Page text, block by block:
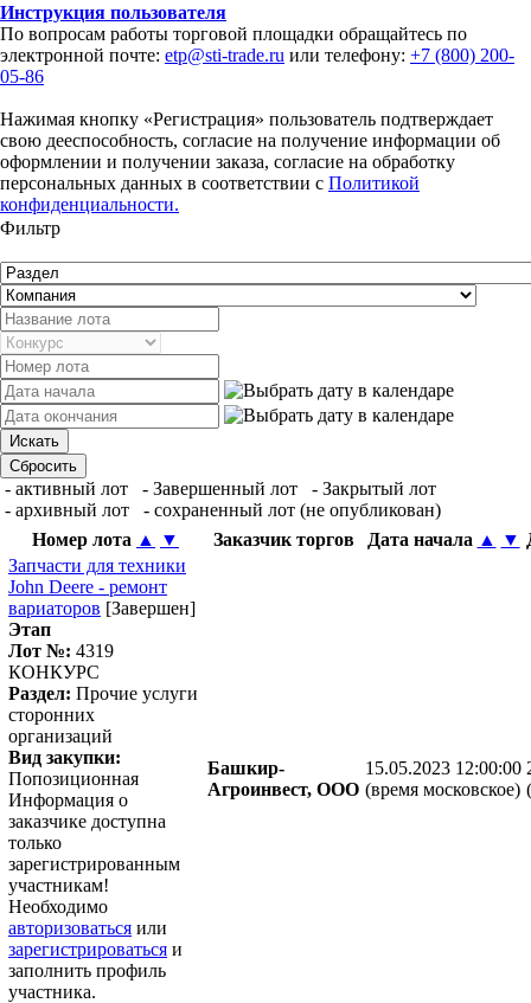
Инструкция пользователя
По вопросам работы торговой площадки обращайтесь по
электронной почте: etp@sti-trade.ru или телефону: +7 (800) 200-
05-86
Нажимая кнопку «Регистрация» пользователь подтверждает
свою дееспособность, согласие на получение информации об
оформлении и получении заказа, согласие на обработку
персональных данных в соответствии с Политикой
конфиденциальности.
Фильтр
- активный лот - Завершенный лот
- Закрытый лот
- архивный лот
- сохраненный лот (не опубликован)
Номер лота ▲ ▼ Заказчик торгов Дата начала ▲ ▼
Запчасти для техники
John Deere - ремонт
вариаторов [Завершен]
Этап
Лот №: 4319
КОНКУРС
Раздел: Прочие услуги
сторонних
организаций
Вид закупки:
Попозиционная
Информация о
заказчике доступна
только
зарегистрированным
участникам!
Необходимо
авторизоваться или
зарегистрироваться и
заполнить профиль
участника.
Башкир-
Агроинвест, ООО
15.05.2023 12:00:00
(время московское)